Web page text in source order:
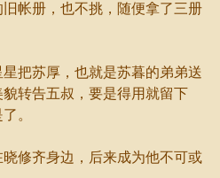
帐册，也不挑，随便拿了三册
苏厚，也就是苏暮的弟弟送
转告五叔，要是得用就留下
。
修齐身边，后来成为他不可或